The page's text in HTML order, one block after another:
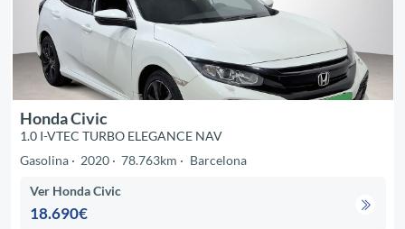
Honda Civic
1.0 I-VTEC TURBO ELEGANCE NAV
Gasolina
2020 78.763km Barcelona
Ver Honda Civic
18.690€